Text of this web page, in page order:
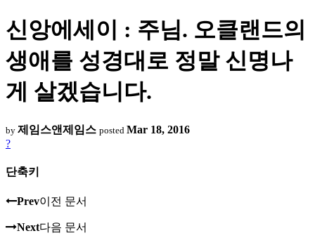
신앙에세이 : 주님. 오클랜드의
생애를 성경대로 정말 신명나
게 살겠습니다.
by 제임스앤제임스 posted Mar 18, 2016
?
단축키
Prev이전 문서
Next다음 문서